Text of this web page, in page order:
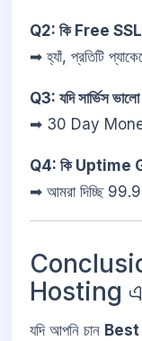
Q2: কি Free
➡ হ্যাঁ, প্রতিটি
Q3: যদি সার্ভিস ভালো
➡ 30 Day
Q4: কি Uptime
➡ আমরা দিচ্ছি
Hosting
যদি আপনি চান